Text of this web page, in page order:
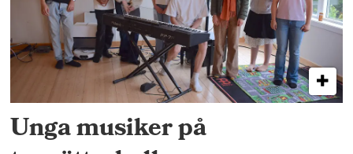
Unga musiker på